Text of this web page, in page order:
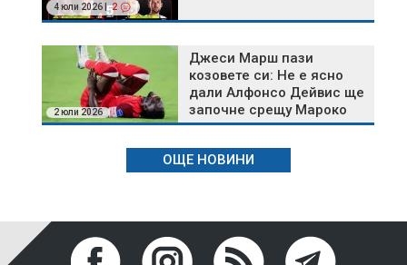
4 юли 2026 | 2
2 юли 2026
Джеси Марш пази
козовете си: Не е ясно
дали Алфонсо Дейвис ще
започне срещу Мароко
ОЩЕ НОВИНИ